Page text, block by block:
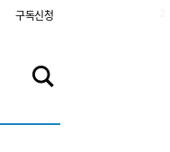
구독신청